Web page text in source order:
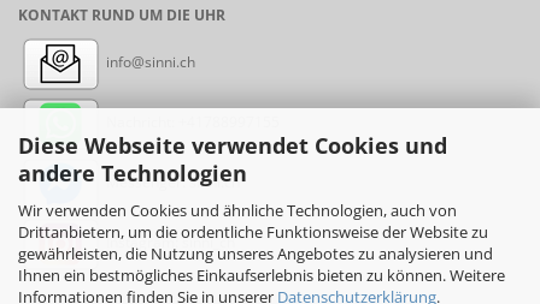
Diese Webseite verwendet Cookies und
andere Technologien
Wir verwenden Cookies und ähnliche Technologien, auch von
Drittanbietern, um die ordentliche Funktionsweise der Website zu
gewährleisten, die Nutzung unseres Angebotes zu analysieren und
Ihnen ein bestmögliches Einkaufserlebnis bieten zu können. Weitere
Informationen finden Sie in unserer Datenschutzerklärung.
KONTAKT RUND UM DIE UHR
info@sinni.ch
Messenger: sinni.ch
Instagram: sinni_ch